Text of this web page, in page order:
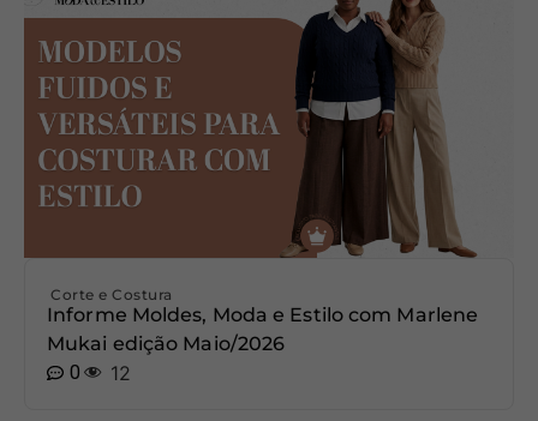
Corte e Costura
Informe Moldes, Moda e Estilo com Marlene
Mukai edição Maio/2026
0
12